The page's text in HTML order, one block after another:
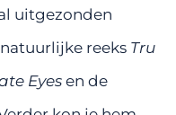
uitgezonden
reeks Tru
Eyes en de